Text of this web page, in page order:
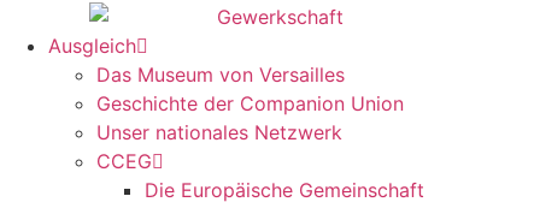
Inhalt
springen
Ausgleich
Das Museum von Versailles
Geschichte der Companion Union
Unser nationales Netzwerk
CCEG
Die Europäische Gemeinschaft